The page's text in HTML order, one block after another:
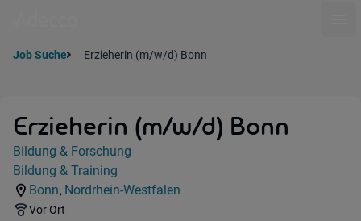
Job Suche Erzieherin (m/w/d) Bonn
Erzieherin (m/w/d) Bonn
Jobdetails
Kategorie:
Bildung & Forschung
Industry:
Bildung & Training
Standorte:
Bonn,
Region:
Nordrhein-Westfalen
Remote Option:
Vor Ort